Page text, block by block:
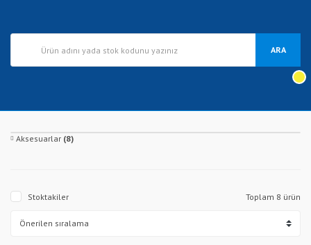
ARA
Aksesuarlar (8)
Stoktakiler Toplam 8 ürün